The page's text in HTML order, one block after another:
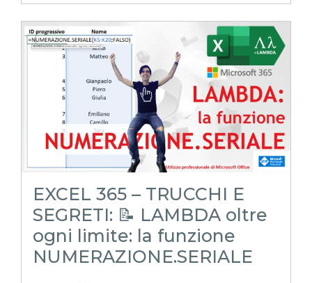
reporting in excel
Experta
xlsx
excel magico
excel facile
EXCELoltreognilimite
EXCELtrucchiesegreti
excel tips
excel tutorial italiano
funzione lambda
lambda
Rateo
Risconto
Competenza economica
EXCEL 365 – TRUCCHI E
SEGRETI: 📝 LAMBDA oltre
ogni limite: la funzione
NUMERAZIONE.SERIALE